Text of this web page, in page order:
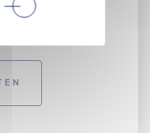
CinEuro-